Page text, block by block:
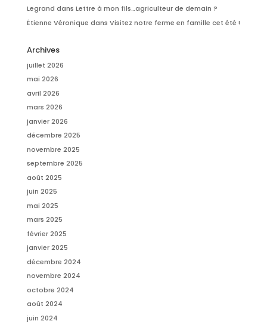
Legrand dans Lettre à mon fils…agriculteur de demain ?
Étienne Véronique dans Visitez notre ferme en famille cet été !
Archives
juillet 2026
mai 2026
avril 2026
mars 2026
janvier 2026
décembre 2025
novembre 2025
septembre 2025
août 2025
juin 2025
mai 2025
mars 2025
février 2025
janvier 2025
décembre 2024
novembre 2024
octobre 2024
août 2024
juin 2024